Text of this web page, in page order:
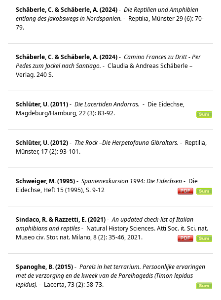
Schäberle, C. & Schäberle, A. (2024)- Die Reptilien und Amphibien
entlang des Jakobswegs in Nordspanien. - Reptilia, Münster 29 (6): 70-
79.
Schäberle, C. & Schäberle, A. (2024)- Camino Frances zu Dritt - Per
Pedes zum Jockel nach Santiago. - Claudia & Andreas Schäberle –
Verlag. 240 S.
Schlüter, U. (2011)- Die Lacertiden Andorras. - Die Eidechse,
Magdeburg/Hamburg, 22 (3): 83-92.
Schlüter, U. (2012)- The Rock –Die Herpetofauna Gibraltars. - Reptilia,
Münster, 17 (2): 93-101.
Schweiger, M. (1995)- Spanienexkursion 1994: Die Eidechsen- Die
Eidechse, Heft 15 (1995), S. 9-12
Sindaco, R. & Razzetti, E. (2021)- An updated check-list of Italian
amphibians and reptiles- Natural History Sciences. Atti Soc. it. Sci. nat.
Museo civ. Stor. nat. Milano, 8 (2): 35-46, 2021.
Spanoghe, B. (2015)- Parels in het terrarium. Persoonlijke ervaringen
met de verzorging en de kweek van de Parelhagedis (Timon lepidus
lepidus). - Lacerta, 73 (2): 58-73.